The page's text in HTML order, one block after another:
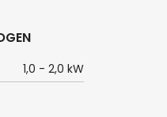
1,0 - 2,0 kW